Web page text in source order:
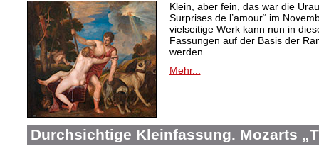
Klein, aber fein, das war die
Surprises de l’amour“ im
vielseitige Werk kann nun in
Fassungen auf der Basis der
werden.
Mehr...
Durchsichtige Kleinfassung. Mozarts